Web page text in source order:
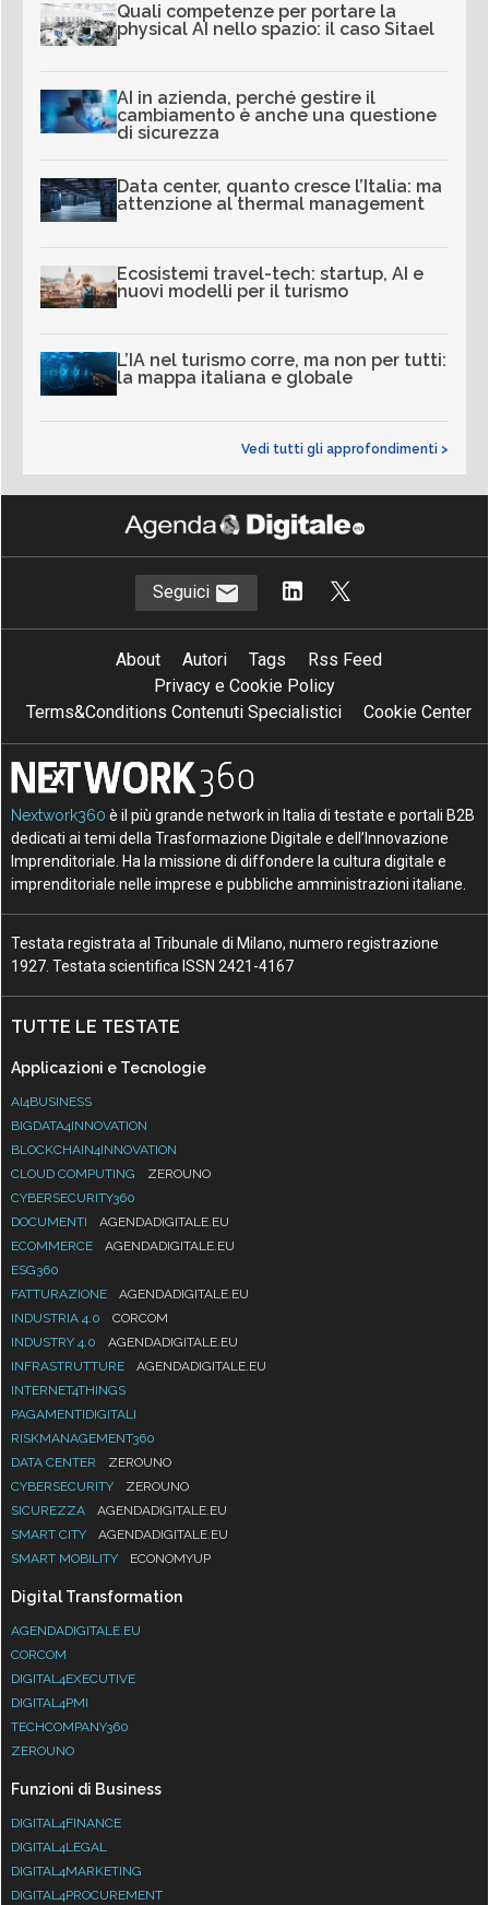
Quali competenze per portare la
physical AI nello spazio: il caso Sitael
AI in azienda, perché gestire il
cambiamento è anche una questione
di sicurezza
Data center, quanto cresce l’Italia: ma
attenzione al thermal management
Ecosistemi travel-tech: startup, AI e
nuovi modelli per il turismo
L’IA nel turismo corre, ma non per tutti:
la mappa italiana e globale
Vedi tutti gli approfondimenti >
Seguici
About Autori Tags
Rss Feed
Privacy e Cookie Policy
Terms&Conditions Contenuti Specialistici
Cookie Center
Nextwork360 è il più grande network in Italia di testate e portali B2B
dedicati ai temi della Trasformazione Digitale e dell’Innovazione
Imprenditoriale. Ha la missione di diffondere la cultura digitale e
imprenditoriale nelle imprese e pubbliche amministrazioni italiane.
Testata registrata al Tribunale di Milano, numero registrazione
1927. Testata scientifica ISSN 2421-4167
TUTTE LE TESTATE
Applicazioni e Tecnologie
AI4BUSINESS
BIGDATA4INNOVATION
BLOCKCHAIN4INNOVATION
CLOUD COMPUTING
ZEROUNO
CYBERSECURITY360
DOCUMENTI
AGENDADIGITALE.EU
ECOMMERCE
AGENDADIGITALE.EU
ESG360
FATTURAZIONE
AGENDADIGITALE.EU
INDUSTRIA 4.0
CORCOM
INDUSTRY 4.0
AGENDADIGITALE.EU
INFRASTRUTTURE
AGENDADIGITALE.EU
INTERNET4THINGS
PAGAMENTIDIGITALI
RISKMANAGEMENT360
DATA CENTER
ZEROUNO
CYBERSECURITY
ZEROUNO
SICUREZZA
AGENDADIGITALE.EU
SMART CITY
AGENDADIGITALE.EU
SMART MOBILITY
ECONOMYUP
Digital Transformation
AGENDADIGITALE.EU
CORCOM
DIGITAL4EXECUTIVE
DIGITAL4PMI
TECHCOMPANY360
ZEROUNO
Funzioni di Business
DIGITAL4FINANCE
DIGITAL4LEGAL
DIGITAL4MARKETING
DIGITAL4PROCUREMENT